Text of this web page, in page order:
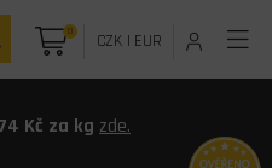
0 CZK| EUR
Kč za kg zde.